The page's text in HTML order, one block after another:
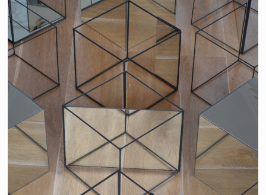
BIennale "fenêtre sur mur"